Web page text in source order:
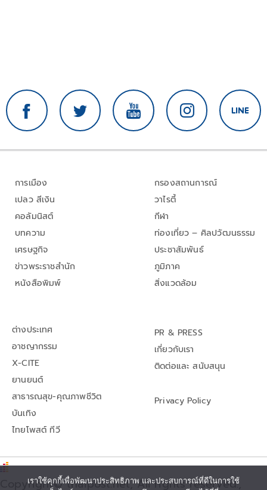
การเมือง
เปลว สีเงิน
คอลัมนิสต์
บทความ
เศรษฐกิจ
ข่าวพระราชสำนัก
หนังสือพิมพ์
กรองสถานการณ์
วาไรตี้
กีฬา
ท่องเที่ยว – ศิลปวัฒนธรรม
ประชาสัมพันธ์
ภูมิภาค
สิ่งแวดล้อม
ต่างประเทศ
อาชญากรรม
X-CITE
ยานยนต์
สาธารณสุข-คุณภาพชีวิต
บันเทิง
ไทยโพสต์ ทีวี
PR & PRESS
เกี่ยวกับเรา
ติดต่อและ สนับสนุน
Privacy Policy
Copyright© thaipost.net, All rights reserved.,
เราใช้คุกกี้เพื่อพัฒนาประสิทธิภาพ และประสบการณ์ที่ดีในการใช้